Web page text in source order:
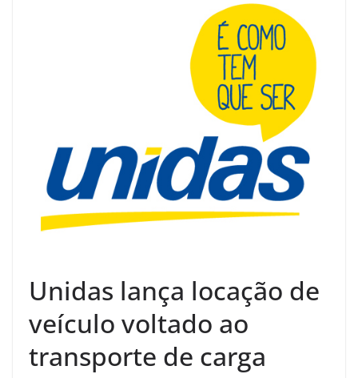
Unidas lança locação de
veículo voltado ao
transporte de carga